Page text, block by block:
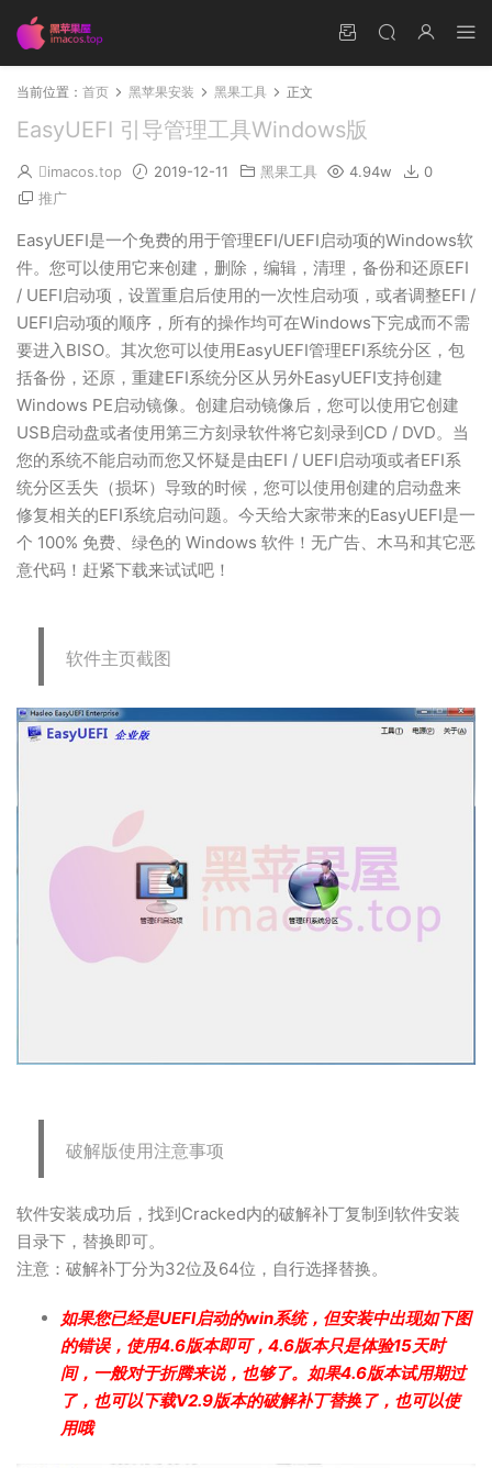
当前位置： 首页 黑苹果安装 黑果工具 正文
EasyUEFI 引导管理工具Windows版
imacos.top 2019-12-11 黑果工具 4.94w
0
推广
EasyUEFI是一个免费的用于管理EFI/UEFI启动项的Windows软
件。您可以使用它来创建，删除，编辑，清理，备份和还原EFI
/ UEFI启动项，设置重启后使用的一次性启动项，或者调整EFI /
UEFI启动项的顺序，所有的操作均可在Windows下完成而不需
要进入BISO。其次您可以使用EasyUEFI管理EFI系统分区，包
括备份，还原，重建EFI系统分区从另外EasyUEFI支持创建
Windows PE启动镜像。创建启动镜像后，您可以使用它创建
USB启动盘或者使用第三方刻录软件将它刻录到CD / DVD。当
您的系统不能启动而您又怀疑是由EFI / UEFI启动项或者EFI系
统分区丢失（损坏）导致的时候，您可以使用创建的启动盘来
修复相关的EFI系统启动问题。今天给大家带来的EasyUEFI是一
个 100% 免费、绿色的 Windows 软件！无广告、木马和其它恶
意代码！赶紧下载来试试吧！
软件主页截图
破解版使用注意事项
软件安装成功后，找到Cracked内的破解补丁复制到软件安装
目录下，替换即可。
注意：破解补丁分为32位及64位，自行选择替换。
如果您已经是UEFI启动的win系统，但安装中出现如下图
的错误，使用4.6版本即可，4.6版本只是体验15天时
间，一般对于折腾来说，也够了。如果4.6版本试用期过
了，也可以下载V2.9版本的破解补丁替换了，也可以使
用哦